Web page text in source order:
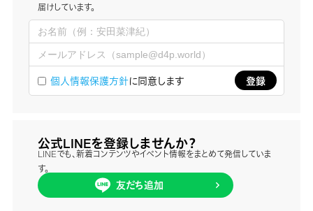
届けしています。
個人情報保護方針に同意します
公式LINEを登録しませんか？
LINEでも、新着コンテンツやイベント情報をまとめて発信していま
す。
友だち追加